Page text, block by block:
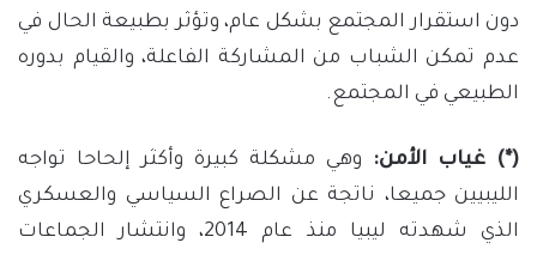
دون استقرار المجتمع بشكل عام، وتؤثر بطبيعة الحال في
عدم تمكن الشباب من المشاركة الفاعلة، والقيام بدوره
الطبيعي في المجتمع.
(*) غياب الأمن:
وهي مشكلة كبيرة وأكثر إلحاحا تواجه
الليبيين جميعا، ناتجة عن الصراع السياسي والعسكري
الذي شهدته ليبيا منذ عام 2014، وانتشار الجماعات